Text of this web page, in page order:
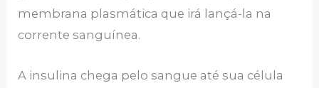
membrana plasmática que irá lançá-la na
corrente sanguínea.
A insulina chega pelo sangue até sua célula